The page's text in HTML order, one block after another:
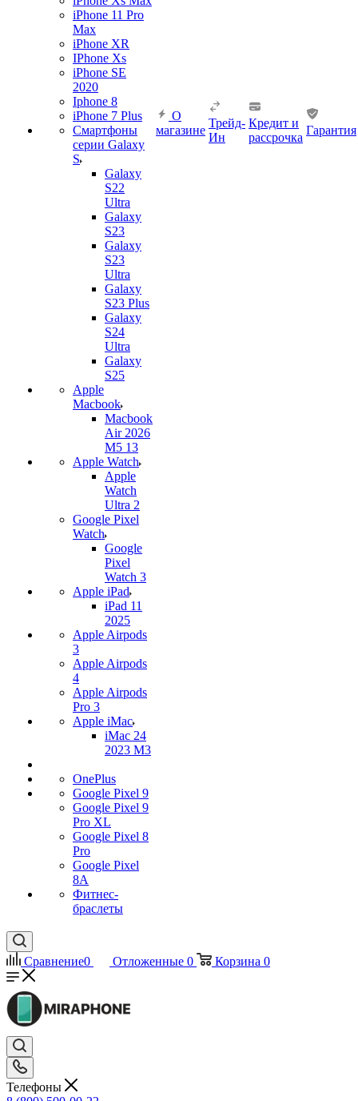
iPhone 11 Pro
Max
iPhone XR
IPhone Xs
iPhone SE
2020
Iphone 8
iPhone 7 Plus
Смартфоны
серии Galaxy
S
Galaxy
S22
Ultra
Galaxy
S23
Galaxy
S23
Ultra
Galaxy
S23 Plus
Galaxy
S24
Ultra
Galaxy
S25
Apple
Macbook
Macbook
Air 2026
M5 13
Apple Watch
Apple
Watch
Ultra 2
Google Pixel
Watch
Google
Pixel
Watch 3
Apple iPad
iPad 11
2025
Apple Airpods
3
Apple Airpods
4
Apple Airpods
Pro 3
Apple iMac
iMac 24
2023 M3
OnePlus
Google Pixel 9
Google Pixel 9
Pro XL
Google Pixel 8
Pro
Google Pixel
8A
Фитнес-
браслеты
О
магазине
Трейд-
Ин
Кредит и
рассрочка
Гарантия
Сравнение0 Отложенные 0 Корзина 0
Телефоны